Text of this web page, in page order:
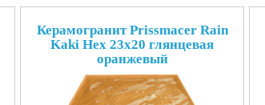
Керамогранит Prissmacer Rain
Kaki Hex 23x20 глянцевая
оранжевый